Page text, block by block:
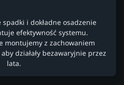
spadki i dokładne osadzenie
efektywność systemu.
montujemy z zachowaniem
działały bezawaryjnie przez
lata.